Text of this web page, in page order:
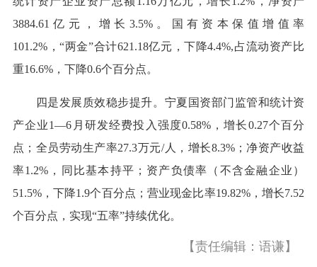
3884.61亿元，增长3.5%。国有资本保值增值率
101.2%，“两金”合计621.18亿元，下降4.4%,占流动资产比
重16.6%，下降0.6个百分点。
四是发展质效稳步提升。宁夏国资部门监管和统计资
产企业1—6月研发经费投入强度0.58%，增长0.27个百分
点；全员劳动生产率27.3万元/人，增长8.3%；净资产收益
率1.2%，同比基本持平；资产负债率（不含金融企业）
51.5%，下降1.9个百分点；营业现金比率19.82%，增长7.52
个百分点，实现“五率”持续优化。
【责任编辑：语谦】